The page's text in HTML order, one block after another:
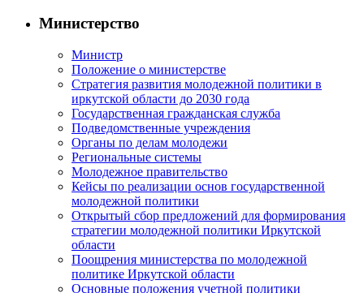
Министерство
Министр
Положение о министерстве
Стратегия развития молодежной политики в
иркутской области до 2030 года
Государственная гражданская служба
Подведомственные учреждения
Органы по делам молодежи
Региональные системы
Молодежное правительство
Кейсы по реализации основ государственной
молодежной политики
Открытый сбор предложений для формирования
стратегии молодежной политики Иркутской
области
Поощрения министерства по молодежной
политике Иркутской области
Основные положения учетной политики